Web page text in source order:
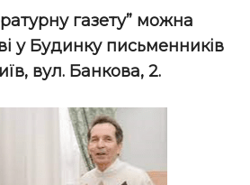
газету” можна
у Будинку письменників
вул. Банкова, 2.